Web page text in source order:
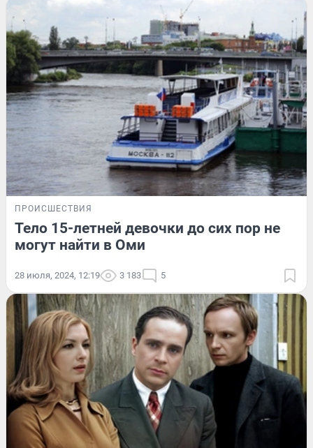
ПРОИСШЕСТВИЯ
Тело 15-летней девочки до сих пор не
могут найти в Оми
28 июля, 2024, 12:19 3 183 5